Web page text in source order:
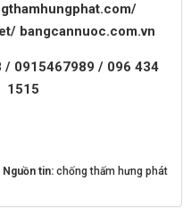
bangcannuoc.com.vn
/ 0915467989 / 096 434
1515
Nguồn tin: chống thấm hưng phát